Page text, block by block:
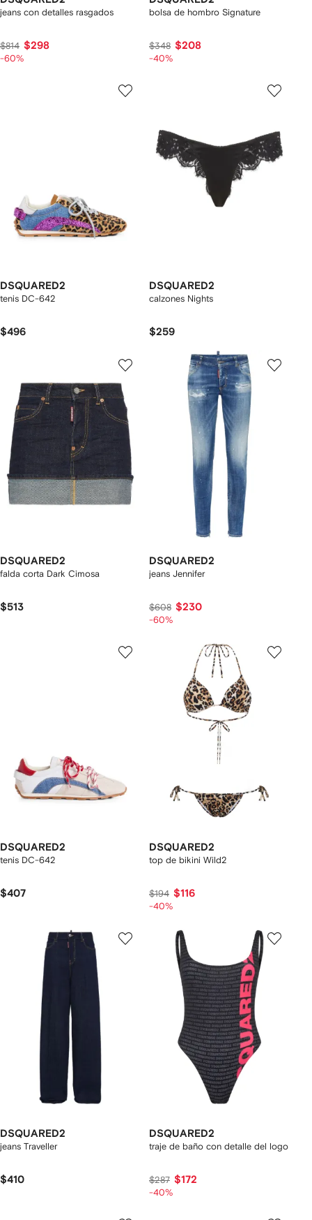
jeans con detalles rasgados
$814 $298
-60%
bolsa de hombro Signature
$348 $208
-40%
DSQUARED2
tenis DC-642
$496
DSQUARED2
calzones Nights
$259
DSQUARED2
falda corta Dark Cimosa
$513
DSQUARED2
jeans Jennifer
$608 $230
-60%
DSQUARED2
tenis DC-642
$407
DSQUARED2
top de bikini Wild2
$194 $116
-40%
DSQUARED2
jeans Traveller
$410
DSQUARED2
traje de baño con detalle del logo
$287 $172
-40%